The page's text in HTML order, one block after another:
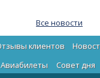
Все новости
клиентов
Авиабилеты Cовет дня